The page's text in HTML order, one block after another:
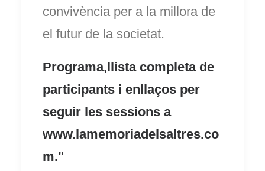
convivència per a la millora de
el futur de la societat.
Programa,llista completa de
participants i enllaços per
seguir les sessions a
www.lamemoriadelsaltres.co
m."